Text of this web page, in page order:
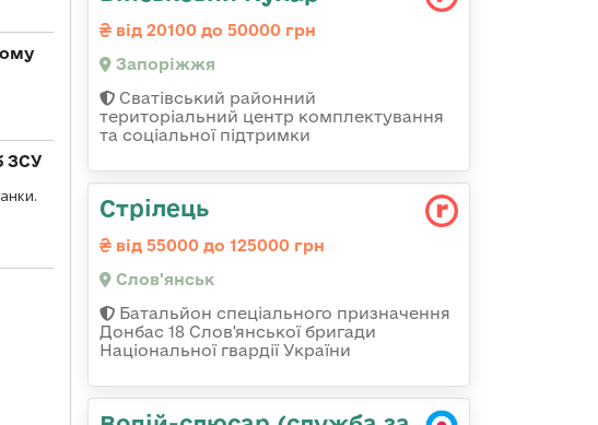
ЗСУ
від 20100 до 50000 грн
Запоріжжя
Сватівський районний
територіальний центр комплектування
та соціальної підтримки
Стрілець
від 55000 до 125000 грн
Слов'янськ
Батальйон спеціального призначення
Донбас 18 Слов'янської бригади
Національної гвардії України